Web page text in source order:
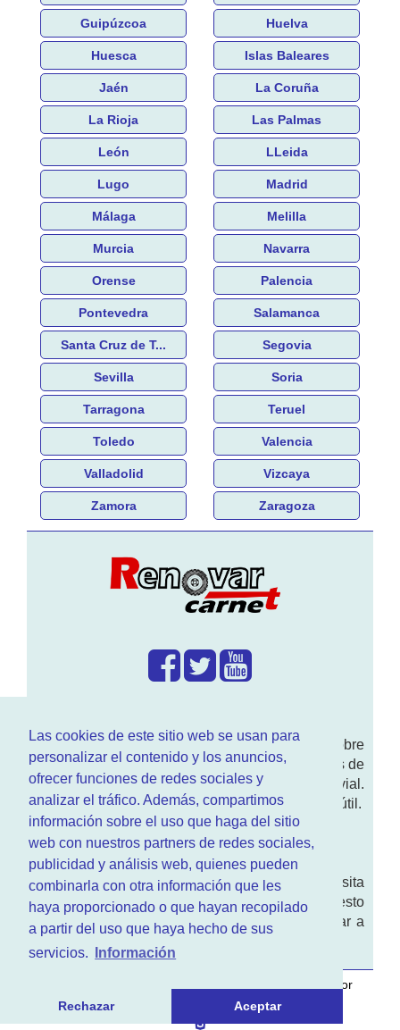
Las cookies de este sitio web se usan para
personalizar el contenido y los anuncios,
ofrecer funciones de redes sociales y
analizar el tráfico. Además, compartimos
información sobre el uso que haga del sitio
web con nuestros partners de redes sociales,
publicidad y análisis web, quienes pueden
combinarla con otra información que les
haya proporcionado o que hayan recopilado
a partir del uso que haya hecho de sus
servicios.
Información
Rechazar Aceptar
Guipúzcoa Huelva
Huesca Islas Baleares
Jaén La Coruña
La Rioja Las Palmas
León LLeida
Lugo Madrid
Málaga Melilla
Murcia Navarra
Orense Palencia
Pontevedra Salamanca
Santa Cruz de T... Segovia
Sevilla Soria
Tarragona Teruel
Toledo Valencia
Valladolid Vizcaya
Zamora Zaragoza
Enwww.RenovarCarnet.com Te contamos sobre
larenovación del permisode conducir, noticias de
actualidad motor y sobre todo seguridad vial.
Ademas tenemos todo tipo de información DGT útil.
¿Quienes somos?
Quieres saber quien mantiene la pagina, visita
nuestrasección de contacto. Aquí tienes nuesto
aviso legal. Basicamente no queremos engañar a
por
.